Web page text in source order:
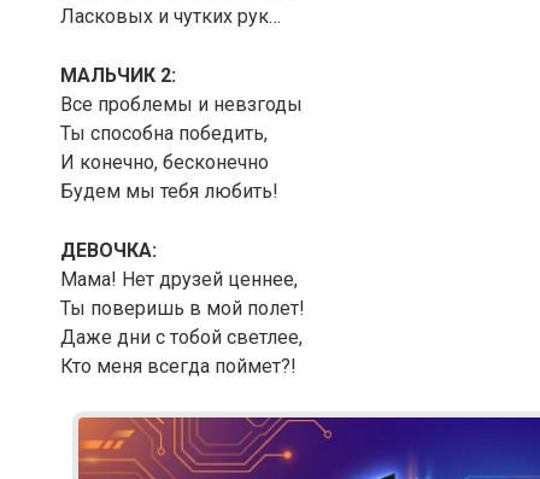
Ласковых и чутких рук…
МАЛЬЧИК 2:
Все проблемы и невзгоды
Ты способна победить,
И конечно, бесконечно
Будем мы тебя любить!
ДЕВОЧКА:
Мама! Нет друзей ценнее,
Ты поверишь в мой полет!
Даже дни с тобой светлее,
Кто меня всегда поймет?!